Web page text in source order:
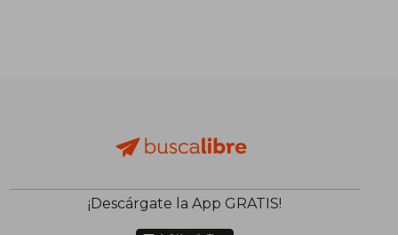
¡Descárgate la App GRATIS!